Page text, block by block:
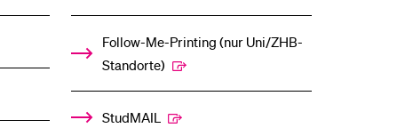
Follow-Me-Printing­ ­(nur Uni/ZHB-
Standorte)
StudMAIL